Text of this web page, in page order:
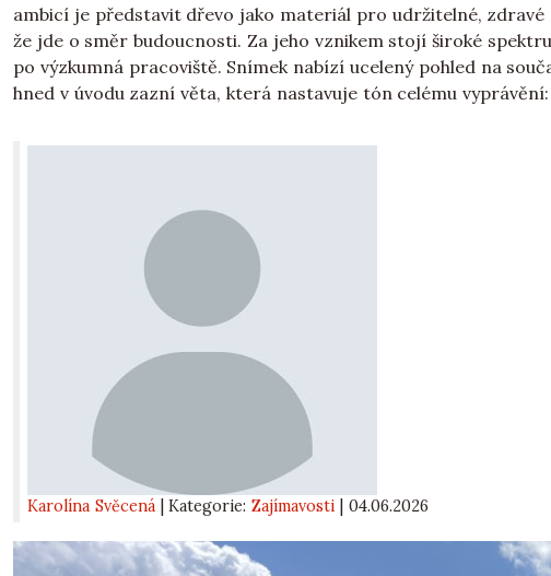
ambicí je představit dřevo jako materiál pro udržitelné,
že jde o směr budoucnosti. Za jeho vznikem stojí široké
po výzkumná pracoviště. Snímek nabízí ucelený pohled na
hned v úvodu zazní věta, která nastavuje tón celému
Karolína Svěcená | Kategorie:Zajímavosti 04.06.2026